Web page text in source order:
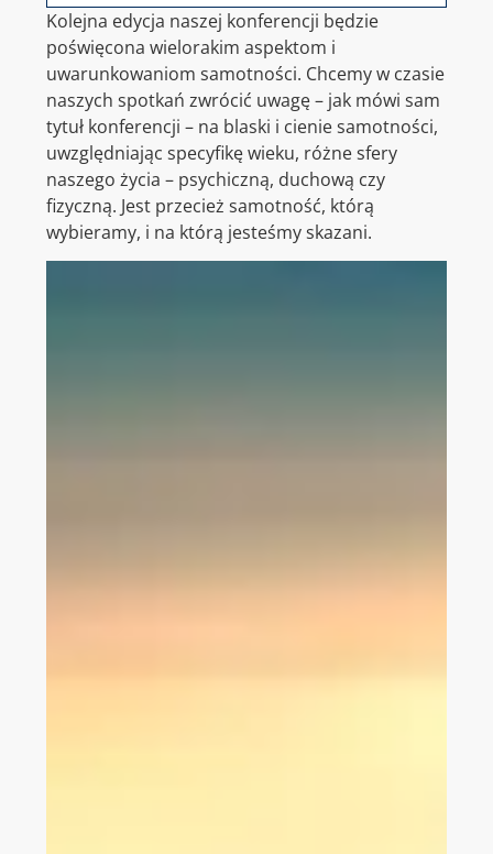
Kolejna edycja naszej konferencji będzie
poświęcona wielorakim aspektom i
uwarunkowaniom samotności. Chcemy w czasie
naszych spotkań zwrócić uwagę – jak mówi sam
tytuł konferencji – na blaski i cienie samotności,
uwzględniając specyfikę wieku, różne sfery
naszego życia – psychiczną, duchową czy
fizyczną. Jest przecież samotność, którą
wybieramy, i na którą jesteśmy skazani.